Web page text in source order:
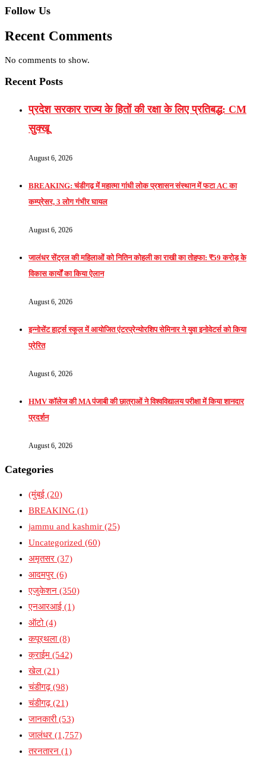
Follow Us
Recent Comments
No comments to show.
Recent Posts
प्रदेश सरकार राज्य के हितों की रक्षा के लिए प्रतिबद्ध: CM
सुक्खू
August 6, 2026
BREAKING: चंडीगढ़ में महात्मा गांधी लोक प्रशासन संस्थान में फटा AC का
कम्प्रेसर, 3 लोग गंभीर घायल
August 6, 2026
जालंधर सेंट्रल की महिलाओं को नितिन कोहली का राखी का तोहफा: ₹59 करोड़ के
विकास कार्यों का किया ऐलान
August 6, 2026
इन्नोसेंट हार्ट्स स्कूल में आयोजित एंटरप्रेन्योरशिप सेमिनार ने युवा इनोवेटर्स को किया
प्रेरित
August 6, 2026
HMV कॉलेज की MA पंजाबी की छात्राओं ने विश्वविद्यालय परीक्षा में किया शानदार
प्रदर्शन
August 6, 2026
Categories
(मुंबई (20)
BREAKING (1)
jammu and kashmir (25)
Uncategorized (60)
अमृतसर (37)
आदमपुर (6)
एजुकेशन (350)
एनआरआई (1)
ऑटो(4)
कपूरथला(8)
क्राईम (542)
खेल (21)
चंडीगढ़(98)
चंडीगढ़(21)
जानकारी(53)
जालंधर (1,757)
तरनतारन (1)